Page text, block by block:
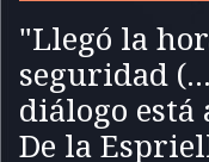
"Llegó la
seguridad
diálogo está
De la